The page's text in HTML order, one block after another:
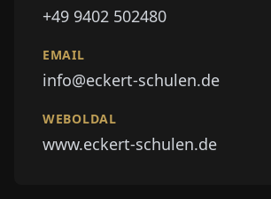
+49 9402 502480
EMAIL
info@eckert-schulen.de
WEBOLDAL
www.eckert-schulen.de